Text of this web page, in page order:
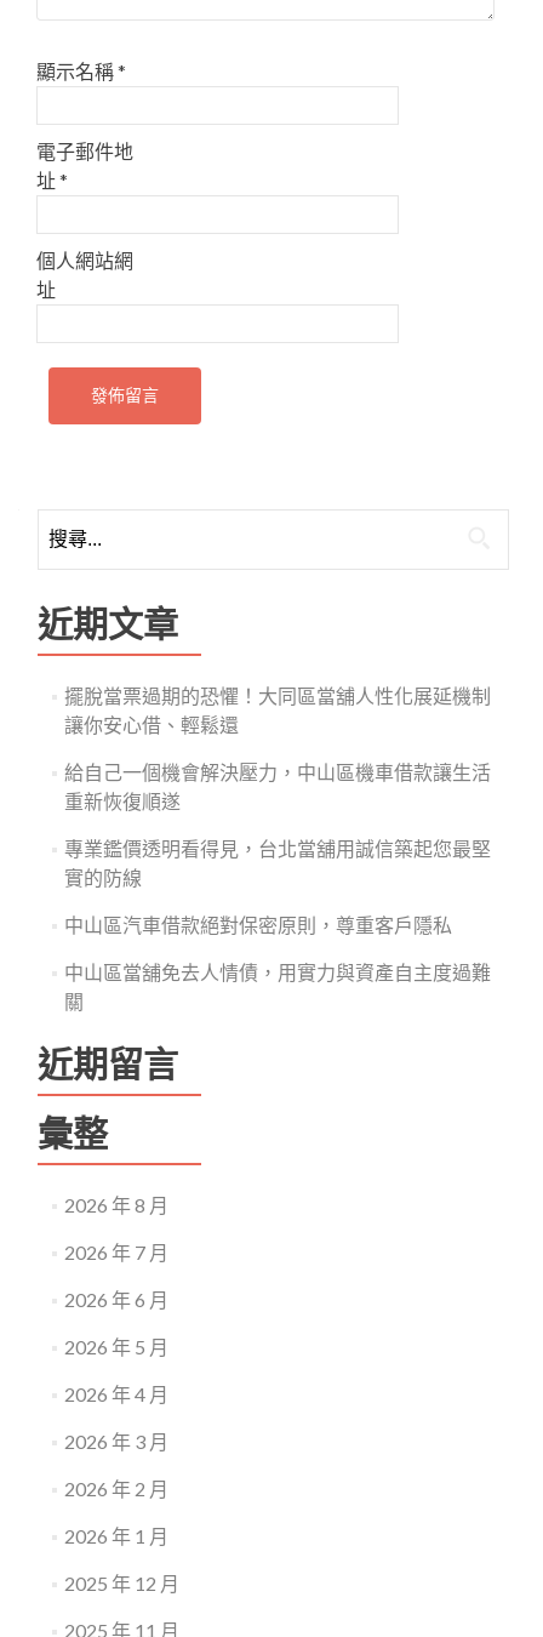
顯示名稱*
電子郵件地
址*
個人網站網
址
尋
鍵
字:
近期文章
擺脫當票過期的恐懼！大同區當舖人性化展延機制
讓你安心借、輕鬆還
給自己一個機會解決壓力，中山區機車借款讓生活
重新恢復順遂
專業鑑價透明看得見，台北當舖用誠信築起您最堅
實的防線
中山區汽車借款絕對保密原則，尊重客戶隱私
中山區當舖免去人情債，用實力與資產自主度過難
關
近期留言
彙整
2026 年 8 月
2026 年 7 月
2026 年 6 月
2026 年 5 月
2026 年 4 月
2026 年 3 月
2026 年 2 月
2026 年 1 月
2025 年 12 月
2025 年 11 月